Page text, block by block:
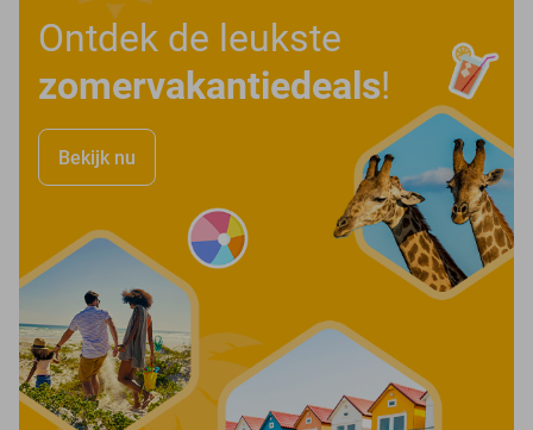
Ontdek de leukste
zomervakantiedeals!
Bekijk nu